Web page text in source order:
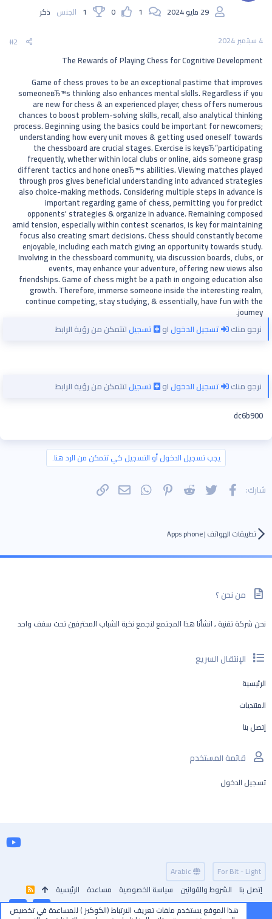
29 مايو 2024
1
0
1 الجنس ذكر
4 سبتمبر 2024 #2
The Rewards of Playing Chess for Cognitive Development
Game of chess proves to be an exceptional pastime that improves
someoneвЂ™s thinking also enhances mental skills. Regardless if you
are new for chess & an experienced player, chess offers numerous
chances to boost problem-solving skills, recall, also analytical thinking
process. Beginning using the basics could be important for newcomers;
understanding how every unit moves & getting used oneself towards
the chessboard are crucial stages. Exercise is keyвЂ”participating
frequently, whether within local clubs or online, aids someone grasp
different tactics and hone oneвЂ™s abilities. Viewing matches played
through pros gives beneficial understanding into advanced strategies
also choice-making methods. Considering multiple steps in advance is
important regarding game of chess, permitting you for predict
opponents' strategies & organize in advance. Remaining composed
amid tension, especially within contest scenarios, is key for maintaining
focus also creating smart decisions. Chess should constantly become
enjoyable, including each match giving an opportunity towards study.
Involving in the chessboard community, via discussion boards, clubs, or
events, may enhance your adventure, offering new views also
friendships. Game of chess might be a path in ongoing education also
growth. Therefore, immerse someone inside the interesting realm,
continue competing, stay studying, & essentially, have fun with the
journey.
نرجو منك
تسجيل الدخولاو تسجيللتتمكن من رؤية الرابط
نرجو منك تسجيل الدخولاو تسجيللتتمكن من رؤية الرابط
dc6b900
يجب تسجيل الدخول أو التسجيل كي تتمكن من الرد هنا.
شارك: فيسبوك تويتر Reddit
Pinterest
WhatsAppالبريد الإلكتروني
تطبيقات الهواتف | Apps phone
من نحن ؟
نحن شركة تقنية , انشأنا هذا المجتمع لنجمع نخبة الشباب المحترفين تحت سقف واحد
الإنتقال السريع
الرئيسية
المنتديات
إتصل بنا
قائمة المستخدم
تسجيل الدخول
For Bit - Light
إتصل بنا الشروط والقوانين سياسة الخصوصية مساعدة الرئيسية R
S
S
أعلى أسفل
هذا الموقع يستخدم ملفات تعريف الارتباط (الكوكيز ) للمساعدة في تخصيص